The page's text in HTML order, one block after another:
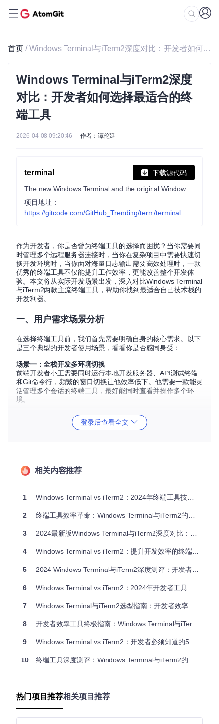
首页 / Windows Terminal与iTerm2深度对比：开发者如何选择最适合的终端工具
Windows Terminal与iTerm2深度
对比：开发者如何选择最适合的终
端工具
2026-04-08 09:20:46 作者：谭伦延
terminal 下载源代码
项目地址：
https://gitcode.com/GitHub_Trending/term/terminal
作为开发者，你是否曾为终端工具的选择而困扰？当你需要同
时管理多个远程服务器连接时，当你在复杂项目中需要快速切
换开发环境时，当你面对海量日志输出需要高效处理时，一款
优秀的终端工具不仅能提升工作效率，更能改善整个开发体
验。本文将从实际开发场景出发，深入对比Windows Terminal
与iTerm2两款主流终端工具，帮助你找到最适合自己技术栈的
开发利器。
一、用户需求场景分析
在选择终端工具前，我们首先需要明确自身的核心需求。以下
是三个典型的开发者使用场景，看看你是否感同身受：
场景一：全栈开发多环境切换
前端开发者小王需要同时运行本地开发服务器、API测试终端
和Git命令行，频繁的窗口切换让他效率低下。他需要一款能灵
活管理多个会话的终端工具，最好能同时查看并操作多个环
境。
场景二：数据科学工作流
数据分析师小李每天需要处理大量日志文件和运行数据处理脚
后端开发者小张同时在Windows和macOS系统上工作，需要
无缝切换WSL、PowerShell和macOS终端环境。他希望找到
这三个场景反映了开发者对终端工具的核心诉求：多会话管
理、高性能处理能力和跨平台兼容性。接下来，我们将从核心
能力角度对比两款工具如何满足这些需求。
优秀的终端界面设计应该在视觉舒适度和空间利用率之间取得
平衡。我们从以下几个维度进行评估：
Windows Terminal采用现代化设计语言，默认深色主题搭配C
窗口边框和标签栏设计减少了视觉干扰，让用户可以专注于命
iTerm2则提供了更丰富的视觉定制选项，包括半透明窗口、背
景图片和多种预设主题。其对视网膜屏幕的优化让文字显示更
加细腻，适合对视觉体验有较高要求的用户。
登录后查看全文
相关内容推荐
1 Windows Terminal vs iTerm2：2024年终端工具技术选型全攻略
2 终端工具效率革命：Windows Terminal与iTerm2的场景化决策指南
3 2024最新版Windows Terminal与iTerm2深度对比：如何通过终端工具提升开发效率
4 Windows Terminal vs iTerm2：提升开发效率的终端工具深度评估指南
5 2024 Windows Terminal与iTerm2深度测评：开发者终端工具选型指南
6 Windows Terminal vs iTerm2：2024年开发者工具深度评测与选型指南
7 Windows Terminal与iTerm2选型指南：开发者效率对比与场景适配方案
8 开发者效率工具终极指南：Windows Terminal与iTerm2深度对比
9 Windows Terminal vs iTerm2：开发者必须知道的5个关键差异
10 终端工具深度测评：Windows Terminal与iTerm2的技术抉择指南
热门项目推荐相关项目推荐